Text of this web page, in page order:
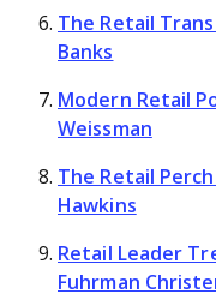
The Retail
Banks
Modern Retail
Weissman
The Retail Perch
Hawkins
Retail Leader
Fuhrman